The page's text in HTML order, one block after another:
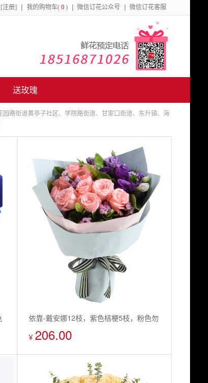
[注册] 我的购物车( 0 ) 微信订花公众号 微信订花客服
送玫瑰
路街道黄亭子社区、学院路街道、甘家口街道、东升镇、海
依靠-戴安娜12枝，紫色桔梗5枝，粉色勿
忘我3枝
¥ 206.00